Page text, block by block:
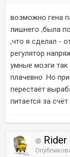
возможно гена
лишнего ,была
,что я сделал -
регулятор
умные мозги так
плачевно .Но
перестаёт
питается за
Rider